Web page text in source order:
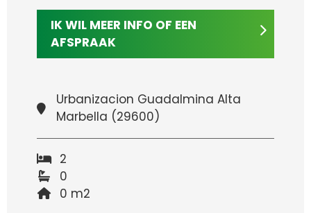
IK WIL MEER INFO OF EEN
AFSPRAAK
Urbanizacion Guadalmina Alta
Marbella (29600)
2
0
0 m2